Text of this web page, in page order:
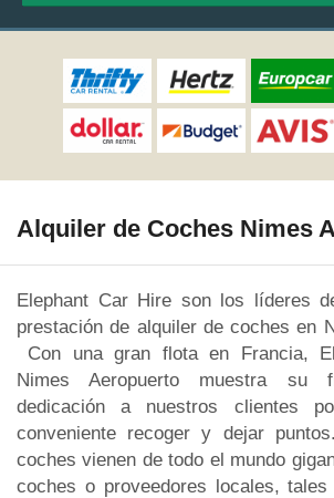
Alquiler de Coches Nimes
Elephant Car Hire son los líderes
prestación de alquiler de coches en
Con una gran flota en Francia,
Nimes Aeropuerto muestra su
dedicación a nuestros clientes
conveniente recoger y dejar
coches vienen de todo el mundo
coches o proveedores locales,